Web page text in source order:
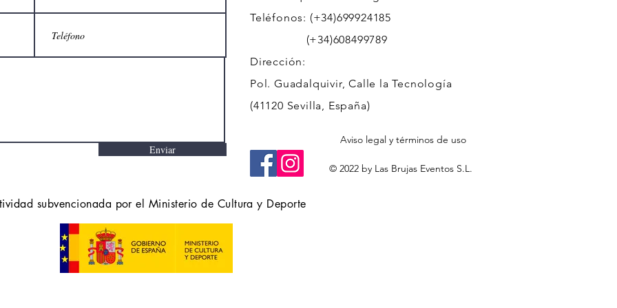
Enviar
Teléfonos: (+34)699924185
(+34)608499789
Dirección:
Pol. Guadalquivir, Calle la Tecnología
(41120 Sevilla, España)
Aviso legal y términos de uso
© 2022 by Las Brujas Eventos S.L.
subvencionada por el Ministerio de Cultura y Deporte